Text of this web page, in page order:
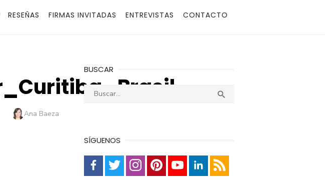
RESEÑAS FIRMAS INVITADAS ENTREVISTAS CONTACTO
Autor
Ana Baeza
BUSCAR
Buscar: 
SÍGUENOS